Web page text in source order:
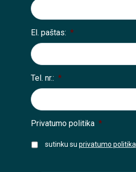
El. paštas: *
Tel. nr.: *
Privatumo politika *
sutinku su privatumo politika